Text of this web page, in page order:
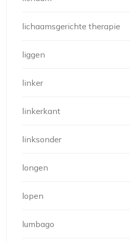
lichaamsgerichte therapie
liggen
linker
linkerkant
linksonder
longen
lopen
lumbago